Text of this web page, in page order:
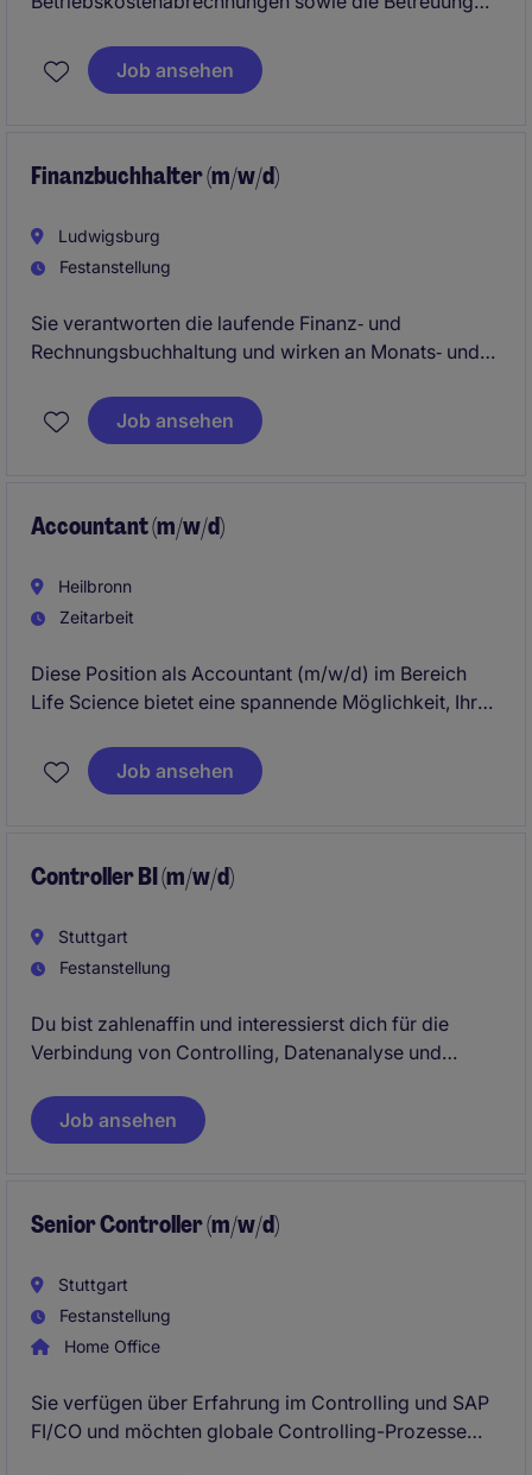
Buchhaltung und Auswertung von Kennzahlen im
Immobilienumfeld.
Job ansehen
Finanzbuchhalter (m/w/d)
Ludwigsburg
Festanstellung
Sie verantworten die laufende Finanz‑ und
Rechnungsbuchhaltung und wirken an Monats‑ und
Auswertungen mit. Darüber hinaus übernehmen Sie
administrative Aufgaben und unterstützen die
Job ansehen
Accountant (m/w/d)
Heilbronn
Zeitarbeit
Diese Position als Accountant (m/w/d) im Bereich
Life Science bietet eine spannende Möglichkeit, Ihre
Gesucht wird eine engagierte Fachkraft, die in
Heilbronn in einem temporären Arbeitsverhältnis tätig
Job ansehen
Controller BI (m/w/d)
Stuttgart
Festanstellung
Du bist zahlenaffin und interessierst dich für die
Verbindung von Controlling, Datenanalyse und
Reporting- und Planungsprozesse auf
Gruppenebene, analysierst Finanzdaten und wirkst
Job ansehen
Senior Controller (m/w/d)
Stuttgart
Festanstellung
Home Office
Sie verfügen über Erfahrung im Controlling und SAP
FI/CO und möchten globale Controlling-Prozesse